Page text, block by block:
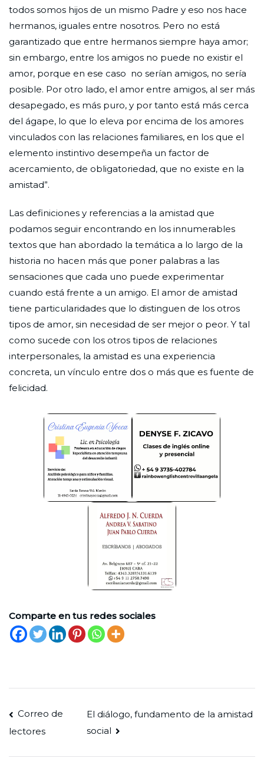
todos somos hijos de un mismo Padre y eso nos hace
hermanos, iguales entre nosotros. Pero no está
garantizado que entre hermanos siempre haya amor;
sin embargo, entre los amigos no puede no existir el
amor, porque en ese caso no serían amigos, no sería
posible. Por otro lado, el amor entre amigos, al ser más
desapegado, es más puro, y por tanto está más cerca
del ágape, lo que lo eleva por encima de los amores
vinculados con las relaciones familiares, en los que el
elemento instintivo desempeña un factor de
acercamiento, de obligatoriedad, que no existe en la
amistad”.
Las definiciones y referencias a la amistad que
podamos seguir encontrando en los innumerables
textos que han abordado la temática a lo largo de la
historia no hacen más que poner palabras a las
sensaciones que cada uno puede experimentar
cuando está frente a un amigo. El amor de amistad
tiene particularidades que lo distinguen de los otros
tipos de amor, sin necesidad de ser mejor o peor. Y tal
como sucede con los otros tipos de relaciones
interpersonales, la amistad es una experiencia
concreta, un vínculo entre dos o más que es fuente de
felicidad.
Comparte en tus redes sociales
Navegación
de
Correo de
lectores
El diálogo, fundamento de la amistad
social